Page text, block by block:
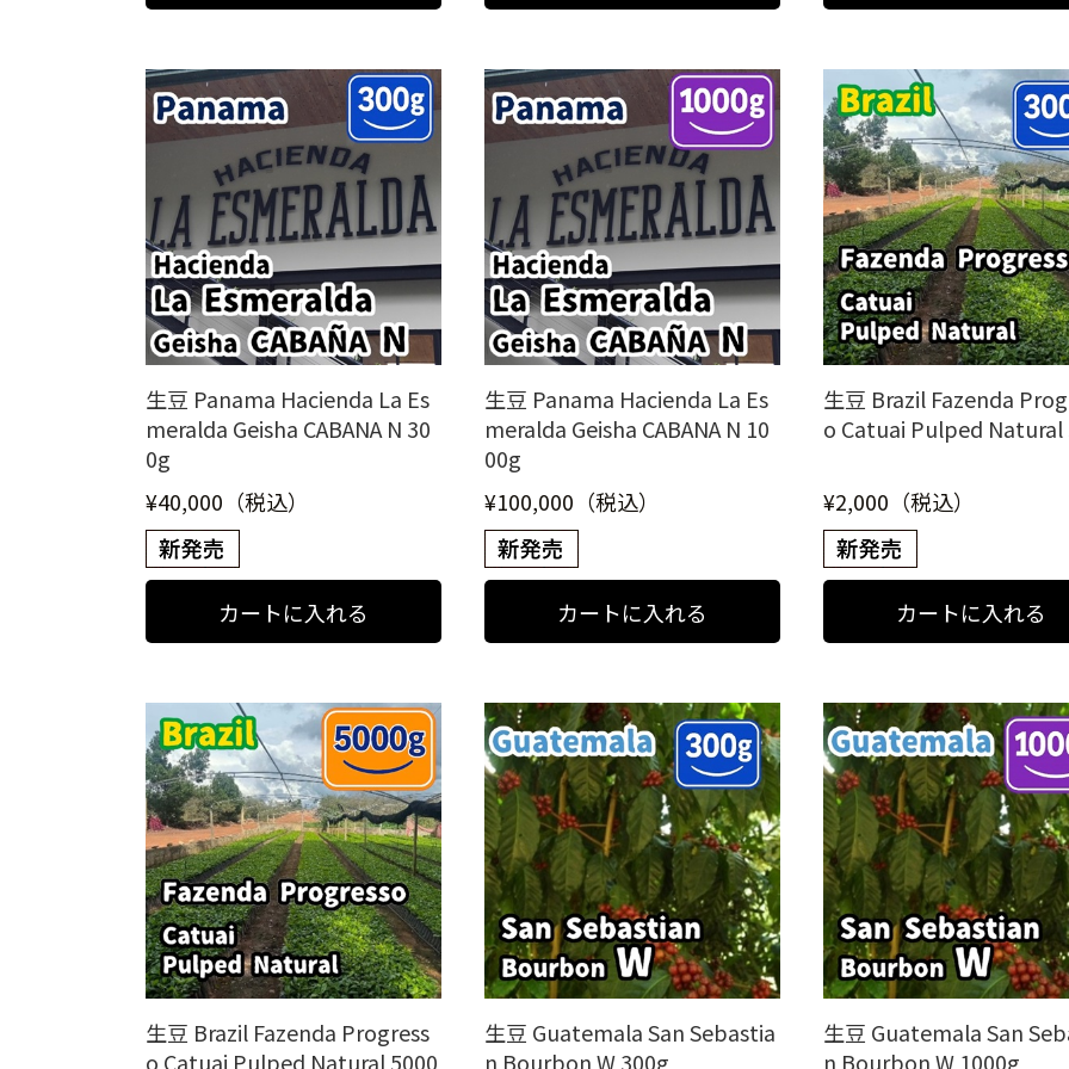
生豆 Panama Hacienda La Es
meralda Geisha CABANA N 30
0g
¥40,000（税込）
生豆 Panama Hacienda La Es
meralda Geisha CABANA N 10
00g
¥100,000（税込）
生豆 Brazil Fazenda
o Catuai Pulped Natural
¥2,000（税込）
生豆 Brazil Fazenda Progress
o Catuai Pulped Natural 5000
生豆 Guatemala San Sebastia
n Bourbon W 300g
生豆 Guatemala San
n Bourbon W 1000g